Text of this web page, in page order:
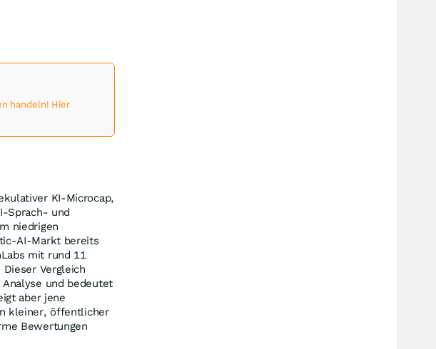
handeln! Hier
KI-Microcap,
Sprach- und
niedrigen
AI-Markt bereits
mit rund 11
Vergleich
und bedeutet
aber jene
kleiner, öffentlicher
Bewertungen